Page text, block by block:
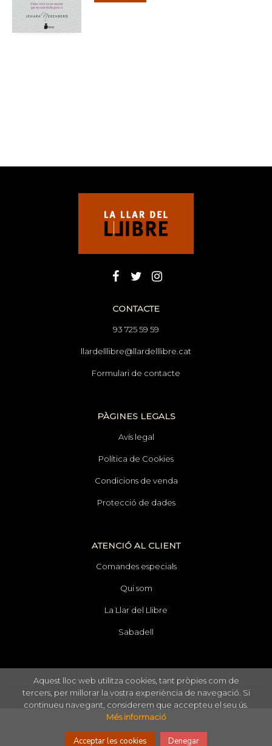
CONTACTE
93 725 59 59
llardelllibre@llardelllibre.cat
Formulari de contacte
PÀGINES LEGALS
Avís legal
Política de Cookies
Condicions de venda
Protecció de dades
ATENCIÓ AL CLIENT
Comandes especials
Qui som
La Llar del Llibre
Sabadell
2026 ©La Llar del Llibre. Drets reservats
Aquest lloc web utilitza cookies, tant pròpies com de
tercers, per millorar la vostra experiència de navegació. Si
continueu navegant, considerem que accepteu el seu ús.
Més informació
Acceptar les cookies Denegar